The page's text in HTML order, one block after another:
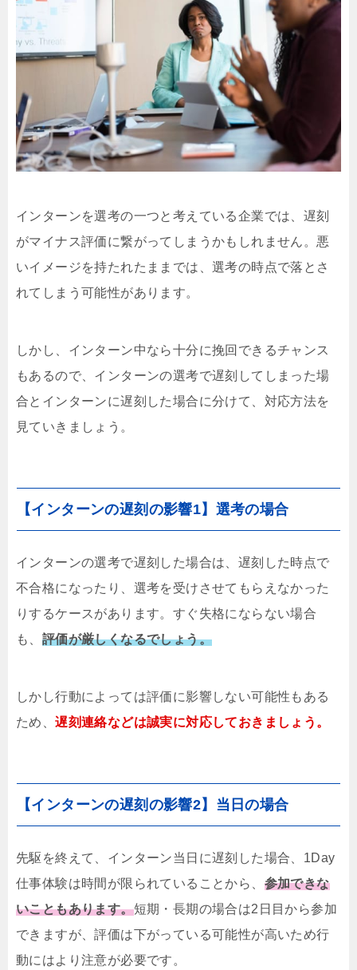
インターンを選考の一つと考えている企業では、遅刻
がマイナス評価に繋がってしまうかもしれません。悪
いイメージを持たれたままでは、選考の時点で落とさ
れてしまう可能性があります。
しかし、インターン中なら十分に挽回できるチャンス
もあるので、インターンの選考で遅刻してしまった場
合とインターンに遅刻した場合に分けて、対応方法を
見ていきましょう。
【インターンの遅刻の影響1】選考の場合
インターンの選考で遅刻した場合は、遅刻した時点で
不合格になったり、選考を受けさせてもらえなかった
りするケースがあります。すぐ失格にならない場合
も、 評価が厳しくなるでしょう。
しかし行動によっては評価に影響しない可能性もある
ため、遅刻連絡などは誠実に対応しておきましょう。
【インターンの遅刻の影響2】当日の場合
先駆を終えて、インターン当日に遅刻した場合、1Day
仕事体験は時間が限られていることから、 参加できな
いこともあります。短期・長期の場合は2日目から参加
できますが、評価は下がっている可能性が高いため行
動にはより注意が必要です。